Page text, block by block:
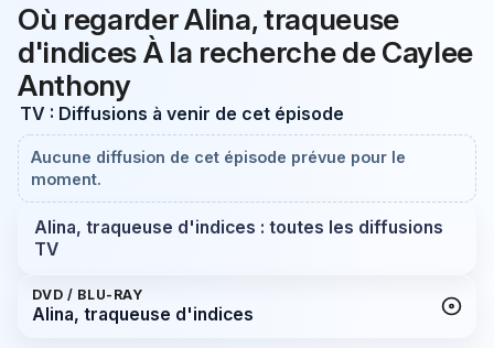
Où regarder Alina, traqueuse
d'indices À la recherche de Caylee
Anthony
TV : Diffusions à venir de cet épisode
Aucune diffusion de cet épisode prévue pour le
moment.
Alina, traqueuse d'indices : toutes les diffusions
TV
DVD / BLU-RAY
Alina, traqueuse d'indices